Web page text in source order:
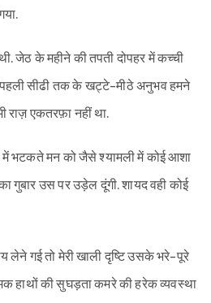
जेठ के महीने की तपती दोपहर में कच्ची
सीढी तक के खट्टे-मीठे अनुभव हमने
राज़ एकतरफ़ा नहीं था.
भटकते मन को जैसे श्यामली में कोई आशा
गुबार उस पर उड़ेल दूंगी. शायद वही कोई
लेने गई तो मेरी खाली दृष्टि उसके भरे-पूरे
हाथों की सुघड़ता कमरे की हरेक व्यवस्था